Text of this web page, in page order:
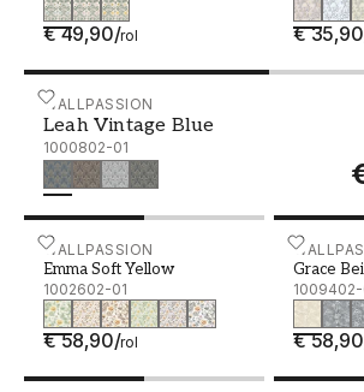
€ 49,90/rol € 35,90
WALLPASSION
Leah Vintage Blue
1000802-01
Leah Vintage Blue - 1000802-01
WALLPASSION
Emma Soft Yellow
1002602-01
€ 58,90/rol
Emma Soft Yellow - 1002602-01
Grace
1009402-
€ 58,90
Grace